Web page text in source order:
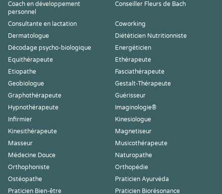
Coach en développement
personnel
Conseiller Fleurs de Bach
Consultante en lactation
Coworking
Dermatologue
Diététicien Nutritionniste
Décodage psycho-biologique
Energéticien
Equithérapeute
Ethérapeute
Etiopathe
Fasciathérapeute
Geobiologue
Gestalt-Thérapeute
Graphothérapeute
Guérisseur
Hypnothérapeute
Imaginologie®
Infirmier
Kinesiologue
Kinesithérapeute
Magnetiseur
Masseur
Musicothérapeute
Médecine Douce
Naturopathe
Orthophoniste
Orthopédie
Ostéopathe
Praticien Ayurvéda
Praticien Bien-être
Praticien Biorésonance